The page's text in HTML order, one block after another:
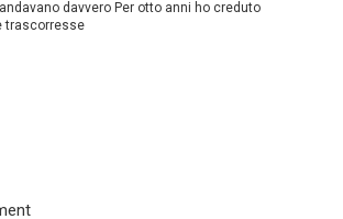
davvero Per otto anni ho creduto
trascorresse